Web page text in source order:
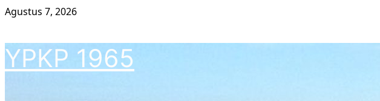
Skip
Agustus 7, 2026
YPKP 1965